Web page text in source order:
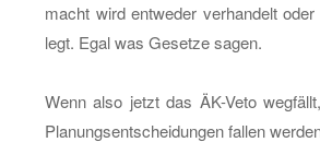
macht wird ent­we­der ver­han­delt
legt. Egal was Ge­set­ze sagen.
Wenn also jetzt das ÄK-Ve­to
Pla­nungs­ent­schei­dun­gen fal­len